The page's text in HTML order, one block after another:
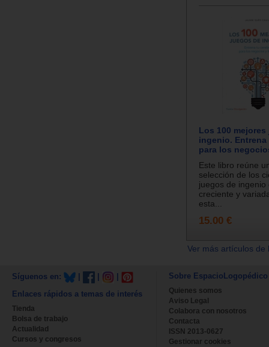
Los 100
ingenio.
para los
Este libro reúne
selección de los
juegos de ingenio
creciente y
esta...
15.00 €
Ver más artículos
Síguenos en:
Enlaces rápidos a temas de interés
Tienda
Bolsa de trabajo
Actualidad
Cursos y congresos
Sobre EspacioLogopédico
Quienes somos
Aviso Legal
Colabora con nosotros
Contacta
ISSN 2013-0627
Gestionar cookies